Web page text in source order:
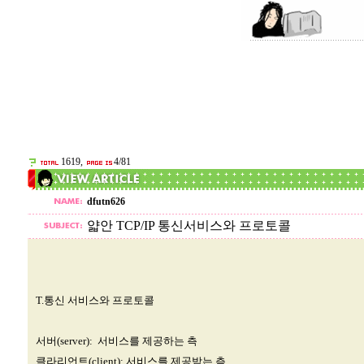
1619, 4/81
dfutn626
얇안 TCP/IP 통신서비스와 프로토콜
T.통신 서비스와 프로토콜
서버(server): 서비스를 제공하는 측
클라리언트(client): 서비스를 제공받는 측